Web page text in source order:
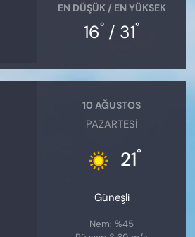
EN DÜŞÜK / EN YÜKSEK
16° / 31°
10 AĞUSTOS
PAZARTESI
21°
Güneşli
Nem: %45